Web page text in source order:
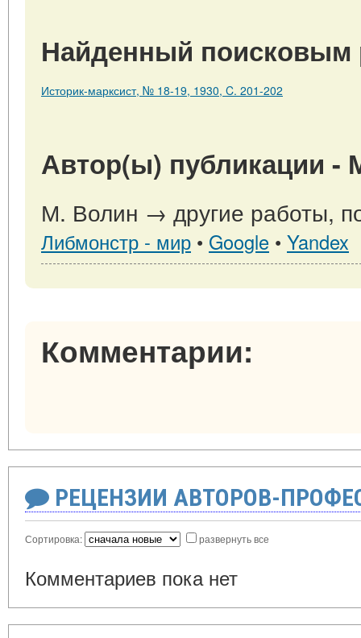
Найденный поисковым
Историк-марксист, № 18-19, 1930, C. 201-202
Автор(ы) публикации -
М. Волин → другие работы,
Либмонстр - мир • Google • Yandex
Комментарии:
РЕЦЕНЗИИ АВТОРОВ-
Сортировка: развернуть все
Комментариев пока нет